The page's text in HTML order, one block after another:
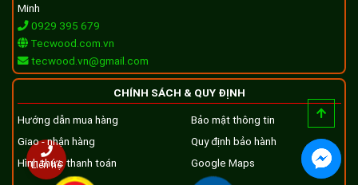
Liên hệ
Minh
0929 395 679
Tecwood.com.vn
tecwood.vn@gmail.com
CHÍNH SÁCH & QUY ĐỊNH
Hướng dẫn mua hàng
Giao - nhận hàng
Hình thức thanh toán
Bảo mật thông tin
Quy định bảo hành
Google Maps